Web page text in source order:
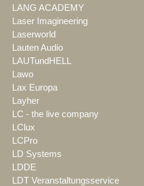
LANG ACADEMY
Laser Imagineering
Laserworld
Lauten Audio
LAUTundHELL
Lawo
Lax Europa
Layher
LC - the live company
LClux
LCPro
LD Systems
LDDE
LDT Veranstaltungsservice